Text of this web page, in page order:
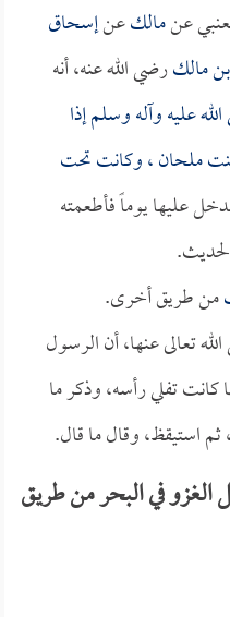
عنمالكعنإسحاق
مالكرضي الله عنه، أنه
عليه وآله وسلم إذا
ملحان، وكانت تحت
عليها يوماً فأطعمته
من طريق أخرى.
تعالى عنها، أن الرسول
كانت تفلي رأسه، وذكر ما
ثم استيقظ، وقال ما قال.
في البحر من طريق